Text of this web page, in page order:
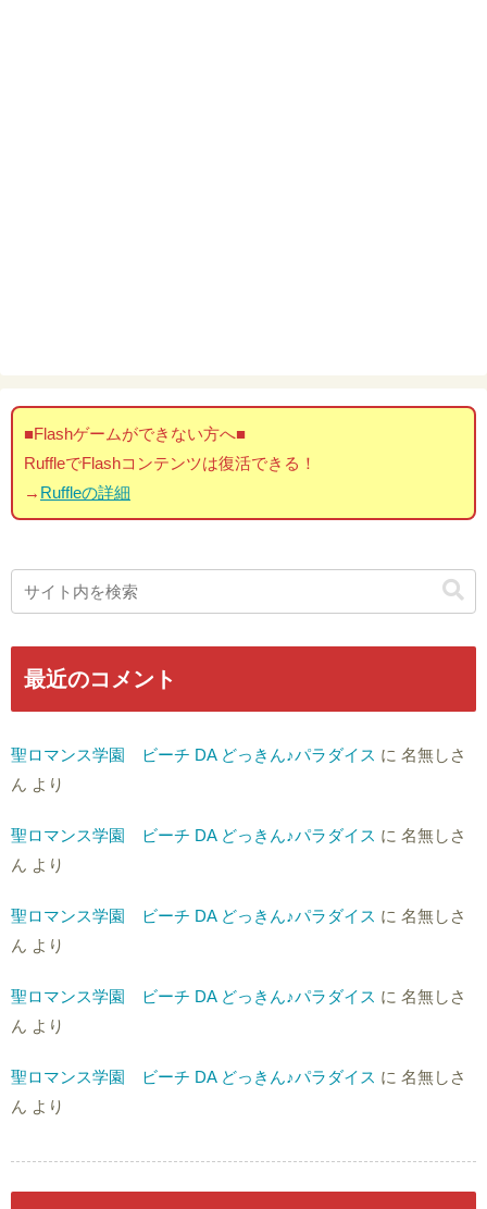
■Flashゲームができない方へ■
RuffleでFlashコンテンツは復活できる！
→ Ruffleの詳細
最近のコメント
聖ロマンス学園 ビーチ DA どっきん♪パラダイス に 名無しさ
ん より
聖ロマンス学園 ビーチ DA どっきん♪パラダイス に 名無しさ
ん より
聖ロマンス学園 ビーチ DA どっきん♪パラダイス に 名無しさ
ん より
聖ロマンス学園 ビーチ DA どっきん♪パラダイス に 名無しさ
ん より
聖ロマンス学園 ビーチ DA どっきん♪パラダイス に 名無しさ
ん より